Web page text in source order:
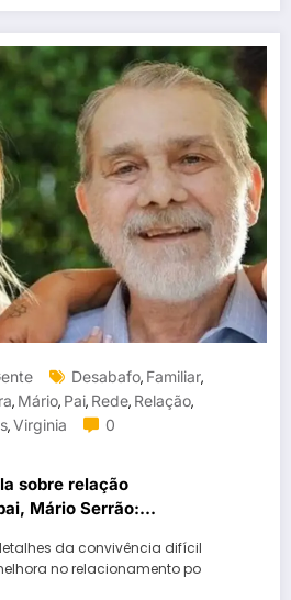
Desabafo, Familiar,
, Mário, Pai, Rede, Relação,
,Virginia
0
sobre relação
Mário Serrão:
da convivência difícil
no relacionamento po